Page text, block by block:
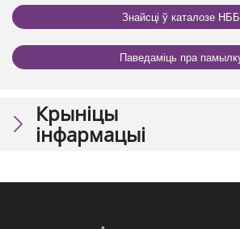
Знайсці ў каталозе НББ
Паведаміць пра
Крыніцы
інфармацыі